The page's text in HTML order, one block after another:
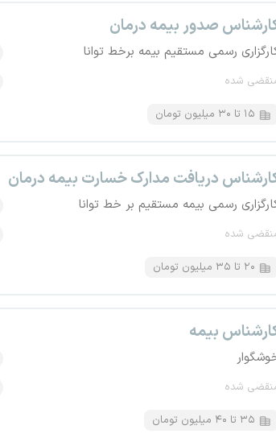
صدور بیمه درمان
رسمی مستقیم بیمه برخط توانا
شده
۱۵ تا ۳۰ میلیون تومان
دریافت مدارک خسارت بیمه درمان
رسمی بیمه مستقیم بر خط توانا
شده
۲۰ تا ۳۵ میلیون تومان
بیمه
شده
۳۵ تا ۴۰ میلیون تومان